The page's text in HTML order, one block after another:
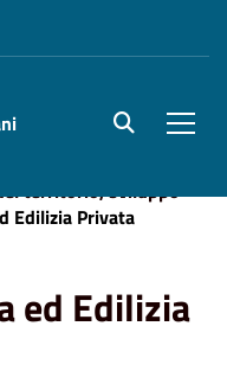
site.searc
territorio, sviluppo
Edilizia Privata
ed Edilizia